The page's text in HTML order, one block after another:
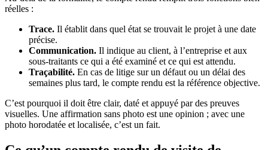
réelles :
Trace. Il établit dans quel état se trouvait le projet à une date
précise.
Communication. Il indique au client, à l’entreprise et aux
sous-traitants ce qui a été examiné et ce qui est attendu.
Traçabilité. En cas de litige sur un défaut ou un délai des
semaines plus tard, le compte rendu est la référence objective.
C’est pourquoi il doit être clair, daté et appuyé par des preuves
visuelles. Une affirmation sans photo est une opinion ; avec une
photo horodatée et localisée, c’est un fait.